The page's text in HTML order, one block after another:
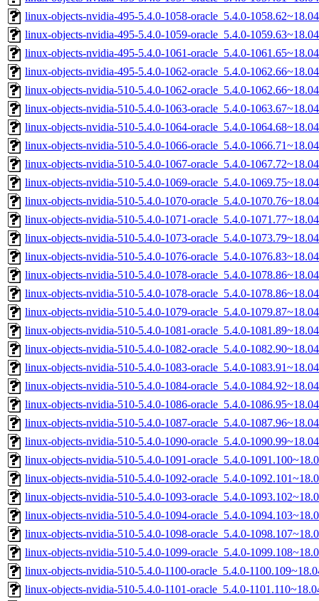
linux-objects-nvidia-495-5.4.0-1058-oracle_5.4.0-
linux-objects-nvidia-495-5.4.0-1059-oracle_5.4.0-
linux-objects-nvidia-495-5.4.0-1061-oracle_5.4.0-
linux-objects-nvidia-495-5.4.0-1062-oracle_5.4.0-
linux-objects-nvidia-510-5.4.0-1062-oracle_5.4.0-
linux-objects-nvidia-510-5.4.0-1063-oracle_5.4.0-
linux-objects-nvidia-510-5.4.0-1064-oracle_5.4.0-
linux-objects-nvidia-510-5.4.0-1066-oracle_5.4.0-
linux-objects-nvidia-510-5.4.0-1067-oracle_5.4.0-
linux-objects-nvidia-510-5.4.0-1069-oracle_5.4.0-
linux-objects-nvidia-510-5.4.0-1070-oracle_5.4.0-
linux-objects-nvidia-510-5.4.0-1071-oracle_5.4.0-
linux-objects-nvidia-510-5.4.0-1073-oracle_5.4.0-
linux-objects-nvidia-510-5.4.0-1076-oracle_5.4.0-
linux-objects-nvidia-510-5.4.0-1078-oracle_5.4.0-
linux-objects-nvidia-510-5.4.0-1078-oracle_5.4.0-
linux-objects-nvidia-510-5.4.0-1079-oracle_5.4.0-
linux-objects-nvidia-510-5.4.0-1081-oracle_5.4.0-
linux-objects-nvidia-510-5.4.0-1082-oracle_5.4.0-
linux-objects-nvidia-510-5.4.0-1083-oracle_5.4.0-
linux-objects-nvidia-510-5.4.0-1084-oracle_5.4.0-
linux-objects-nvidia-510-5.4.0-1086-oracle_5.4.0-
linux-objects-nvidia-510-5.4.0-1087-oracle_5.4.0-
linux-objects-nvidia-510-5.4.0-1090-oracle_5.4.0-
linux-objects-nvidia-510-5.4.0-1091-oracle_5.4.0-
linux-objects-nvidia-510-5.4.0-1092-oracle_5.4.0-
linux-objects-nvidia-510-5.4.0-1093-oracle_5.4.0-
linux-objects-nvidia-510-5.4.0-1094-oracle_5.4.0-
linux-objects-nvidia-510-5.4.0-1098-oracle_5.4.0-
linux-objects-nvidia-510-5.4.0-1099-oracle_5.4.0-
linux-objects-nvidia-510-5.4.0-1100-oracle_5.4.0-
linux-objects-nvidia-510-5.4.0-1101-oracle_5.4.0-